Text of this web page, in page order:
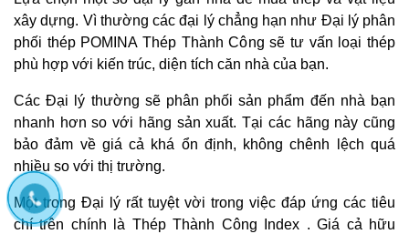
xây dựng. Vì thường các đại lý chẳng hạn như Đại lý phân
phối thép POMINA Thép Thành Công sẽ tư vấn loại thép
phù hợp với kiến trúc, diện tích căn nhà của bạn.
Các Đại lý thường sẽ phân phối sản phẩm đến nhà bạn
nhanh hơn so với hãng sản xuất. Tại các hãng này cũng
bảo đảm về giá cả khá ổn định, không chênh lệch quá
nhiều so với thị trường.
Một trong Đại lý rất tuyệt vời trong việc đáp ứng các tiêu
chí trên chính là Thép Thành Công Index . Giá cả hữu